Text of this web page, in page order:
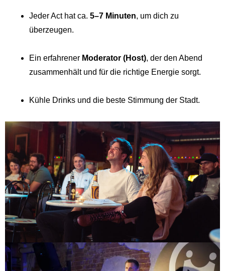
Jeder Act hat ca. 5–7 Minuten, um dich zu
überzeugen.
Ein erfahrener Moderator (Host), der den Abend
zusammenhält und für die richtige Energie sorgt.
Kühle Drinks und die beste Stimmung der Stadt.